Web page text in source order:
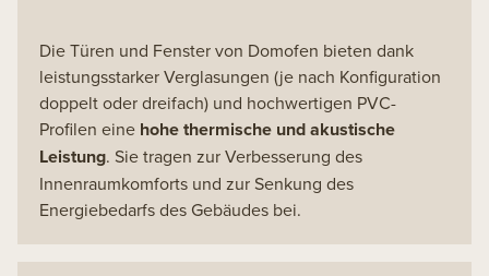
Die Türen und Fenster von Domofen bieten dank
leistungsstarker Verglasungen (je nach Konfiguration
doppelt oder dreifach) und hochwertigen PVC-
Profilen eine hohe thermische und akustische
Leistung. Sie tragen zur Verbesserung des
Innenraumkomforts und zur Senkung des
Energiebedarfs des Gebäudes bei.